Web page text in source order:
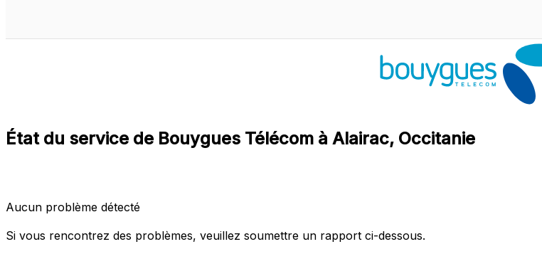
État du service de Bouygues Télécom à Alairac, Occitanie
Aucun problème détecté
Si vous rencontrez des problèmes, veuillez soumettre un rapport ci-dessous.